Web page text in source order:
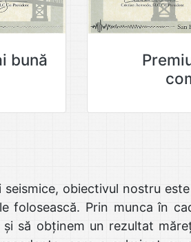
bună
obiectivul nostru
Prin munca în
să obținem un rezultat